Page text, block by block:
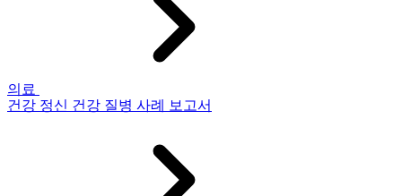
의료
건강 정신 건강 질병 사례 보고서